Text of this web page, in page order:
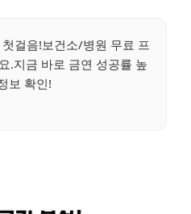
걸음!보건소/병원 무료 프
.지금 바로 금연 성공률 높
보 확인!